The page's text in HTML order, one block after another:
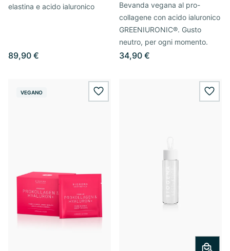
elastina e acido ialuronico
89,90 €
Bevanda vegana al pro-
collagene con acido ialuronico
GREENIURONIC®. Gusto
neutro, per ogni momento.
34,90 €
VEGANO wishlist.add